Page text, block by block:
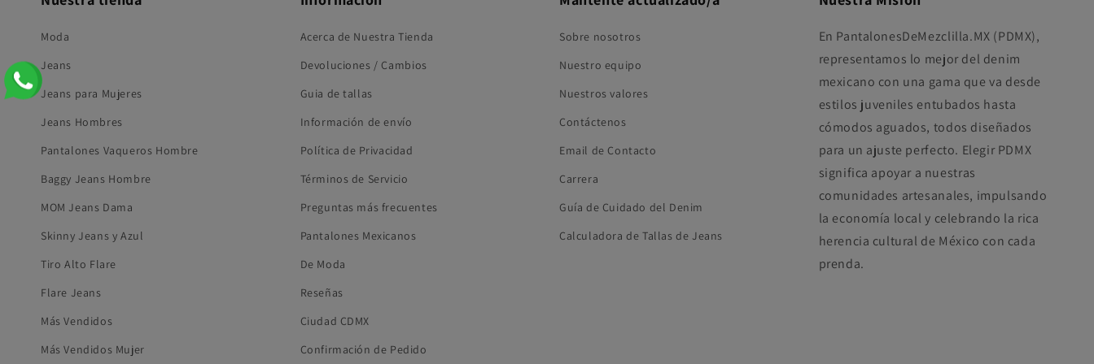
Moda
Jeans
Jeans para Mujeres
Jeans Hombres
Pantalones Vaqueros Hombre
Baggy Jeans Hombre
MOM Jeans Dama
Skinny Jeans y Azul
Tiro Alto Flare
Flare Jeans
Más Vendidos
Más Vendidos Mujer
Acerca de Nuestra Tienda
Devoluciones / Cambios
Guia de tallas
Información de envío
Política de Privacidad
Términos de Servicio
Preguntas más frecuentes
Pantalones Mexicanos
De Moda
Reseñas
Ciudad CDMX
Confirmación de Pedido
Sobre nosotros
Nuestro equipo
Nuestros valores
Contáctenos
Email de Contacto
Carrera
Guía de Cuidado del Denim
Calculadora de Tallas de Jeans
En PantalonesDeMezclilla.MX (PDMX),
representamos lo mejor del denim
mexicano con una gama que va desde
estilos juveniles entubados hasta
cómodos aguados, todos diseñados
para un ajuste perfecto. Elegir PDMX
significa apoyar a nuestras
comunidades artesanales, impulsando
la economía local y celebrando la rica
herencia cultural de México con cada
prenda.